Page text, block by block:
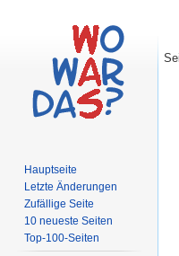
Hauptseite
Letzte Änderungen
Zufällige Seite
10 neueste Seiten
Top-100-Seiten